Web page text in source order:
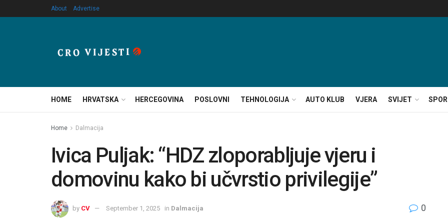
About Advertise
HOME HRVATSKA HERCEGOVINA POSLOVNI TEHNOLOGIJA AUTO KLUB VJERA SVIJET
Home Dalmacija
Ivica Puljak: “HDZ zloporabljuje vjeru i
domovinu kako bi učvrstio privilegije”
by CV September 1, 2025 in Dalmacija 0